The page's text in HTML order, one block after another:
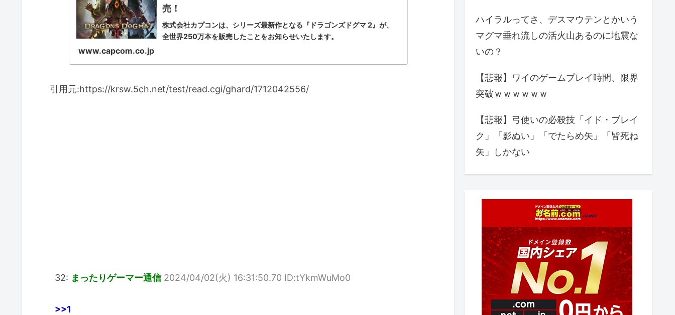
売！
株式会社カプコンは、シリーズ最新作となる『ドラゴンズドグマ 2』が、
全世界250万本を販売したことをお知らせいたします。
www.capcom.co.jp
引用元:https://krsw.5ch.net/test/read.cgi/ghard/1712042556/
32: まったりゲーマー通信 2024/04/02(火) 16:31:50.70 ID:tYkmWuMo0
>>1
ハイラルってさ、デスマウテンとかいう
マグマ垂れ流しの活火山あるのに地震な
いの？
【悲報】ワイのゲームプレイ時間、限界
突破ｗｗｗｗｗｗ
【悲報】弓使いの必殺技「イド・ブレイ
ク」「影ぬい」「でたらめ矢」「皆死ね
矢」しかない